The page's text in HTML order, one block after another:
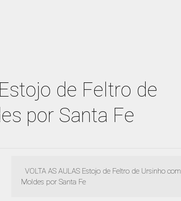
de Feltro de
por Santa Fe
VOLTA AS AULAS Estojo de Feltro de Ursinho com
Moldes por Santa Fe